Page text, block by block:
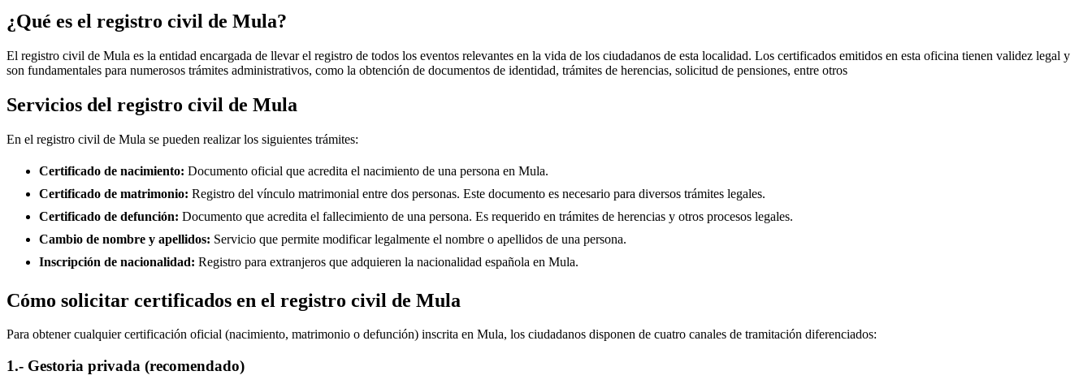
¿Qué es el registro civil de Mula?
El registro civil de Mula es la entidad encargada de llevar el registro de todos los eventos relevantes en la vida de los ciudadanos de esta localidad. Los certificados emitidos en esta oficina tienen validez legal y
son fundamentales para numerosos trámites administrativos, como la obtención de documentos de identidad, trámites de herencias, solicitud de pensiones, entre otros
Servicios del registro civil de Mula
En el registro civil de Mula se pueden realizar los siguientes trámites:
Certificado de nacimiento: Documento oficial que acredita el nacimiento de una persona en Mula.
Certificado de matrimonio: Registro del vínculo matrimonial entre dos personas. Este documento es necesario para diversos trámites legales.
Certificado de defunción: Documento que acredita el fallecimiento de una persona. Es requerido en trámites de herencias y otros procesos legales.
Cambio de nombre y apellidos: Servicio que permite modificar legalmente el nombre o apellidos de una persona.
Inscripción de nacionalidad: Registro para extranjeros que adquieren la nacionalidad española en Mula.
Cómo solicitar certificados en el registro civil de Mula
Para obtener cualquier certificación oficial (nacimiento, matrimonio o defunción) inscrita en Mula, los ciudadanos disponen de cuatro canales de tramitación diferenciados:
1.- Gestoria privada (recomendado)